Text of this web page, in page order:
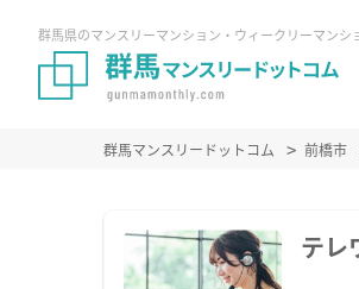
群馬県のマンスリーマンション・ウィークリーマンシ
群馬マンスリードットコム 前橋市
テレ